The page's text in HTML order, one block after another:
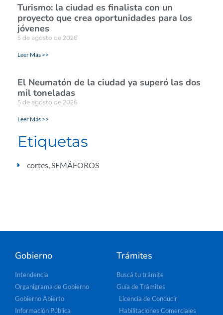
Turismo: la ciudad es finalista con un
proyecto que crea oportunidades para los
jóvenes
5 de agosto de 2026
Leer Más >>
El Neumatón de la ciudad ya superó las dos
mil toneladas
5 de agosto de 2026
Leer Más >>
Etiquetas
cortes SEMÁFOROS
Gobierno
Intendencia
Organigrama de Gobierno
Gobierno Abierto
Información Pública
Trámites
Buscá tu trámite
Guía de Trámites
Licencia de Conducir
Habilitaciones Comerciales